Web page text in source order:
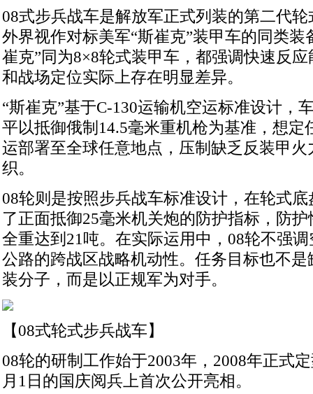
08式步兵战车是解放军正式列装的第二代
外界视作对标美军“斯崔克”装甲车的同类装
崔克”同为8×8轮式装甲车，都强调快速反
和战场定位实际上存在明显差异。
“斯崔克”基于C-130运输机空运标准设计，
平以抵御俄制14.5毫米重机枪为基准，想定
运部署至全球任意地点，压制缺乏反装甲
织。
08轮则是按照步兵战车标准设计，在轮式
了正面抵御25毫米机关炮的防护指标，防
全重达到21吨。在实际运用中，08轮不强
公路的跨战区战略机动性。任务目标也不
装分子，而是以正规军为对手。
【08式轮式步兵战车】
08轮的研制工作始于2003年，2008年正式
月1日的国庆阅兵上首次公开亮相。